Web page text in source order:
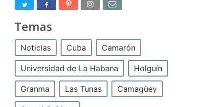
Temas
Noticias Cuba Camarón
Universidad de La Habana Holguín
Granma Las Tunas Camagüey